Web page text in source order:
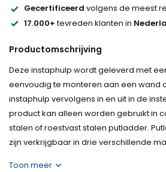
Gecertificeerd volgens de meest
17.000+tevreden klanten in
Productomschrijving
Deze instaphulp wordt geleverd met
eenvoudig te monteren aan een wand
instaphulp vervolgens in en uit in de
product kan alleen worden gebruikt in
stalen of roestvast stalen putladder.
zijn verkrijgbaar in drie verschillende
Toon meer